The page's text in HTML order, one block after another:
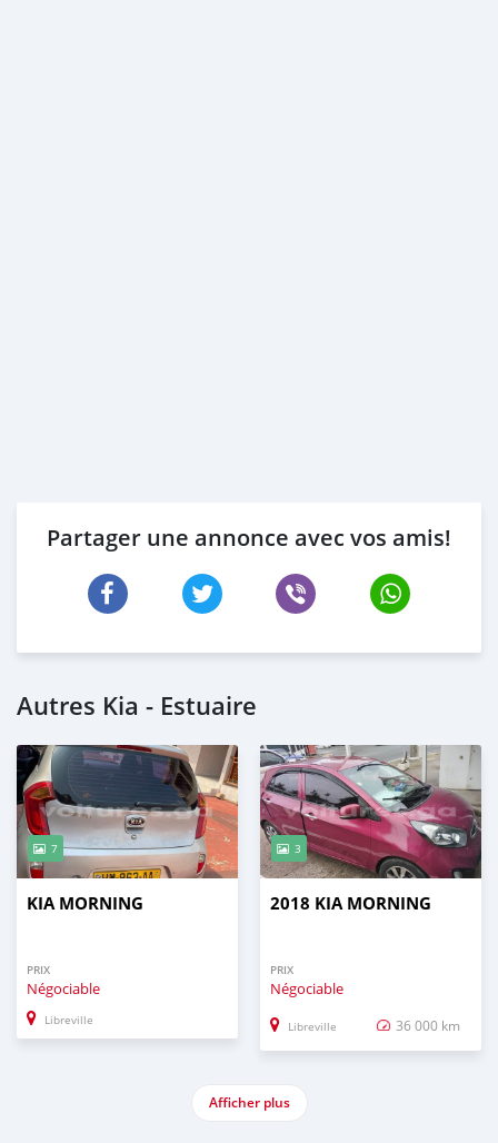
Partager une annonce avec vos amis!
Autres Kia - Estuaire
7
KIA MORNING
PRIX
Négociable
Libreville
3
2018 KIA MORNING
PRIX
Négociable
Libreville 36 000 km
Afficher plus